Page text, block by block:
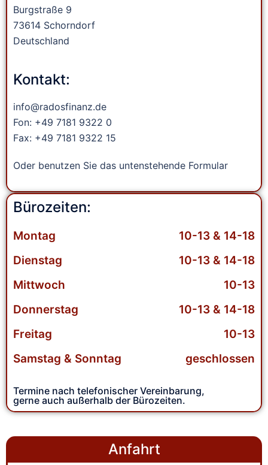
Burgstraße 9
73614 Schorndorf
Deutschland
Kontakt:
info@radosfinanz.de
Fon: +49 7181 9322 0
Fax: +49 7181 9322 15
Oder benutzen Sie das untenstehende Formular
Bürozeiten:
Montag
10-13 & 14-18
Dienstag
10-13 & 14-18
Mittwoch
10-13
Donnerstag
10-13 & 14-18
Freitag
10-13
Samstag & Sonntag
geschlossen
Termine nach telefonischer Vereinbarung,
gerne auch außerhalb der Bürozeiten.
Anfahrt